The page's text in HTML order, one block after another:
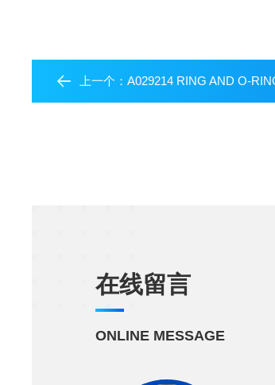
上一个：A029214 RING AND O-RING FOR
在线留言
ONLINE MESSAGE